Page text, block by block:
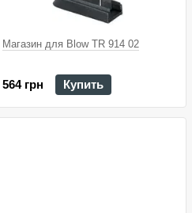
Магазин для Blow TR 914 02
564 грн Купить